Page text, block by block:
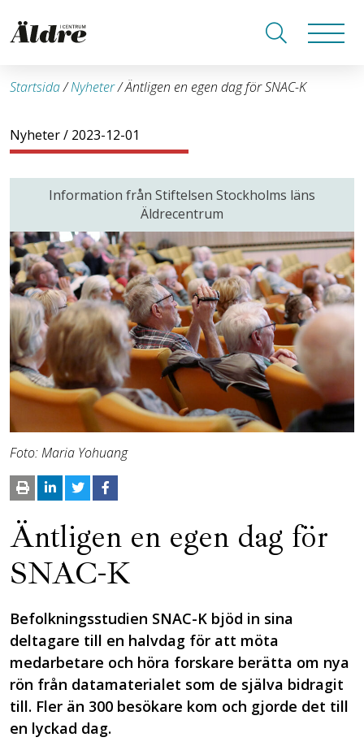
Startsida/Nyheter/Äntligen en egen dag för SNAC-K
Nyheter/ 2023-12-01
Information från Stiftelsen Stockholms läns
Äldrecentrum
Foto: Maria Yohuang
Äntligen en egen dag för
SNAC-K
Befolkningsstudien SNAC-K bjöd in sina
deltagare till en halvdag för att möta
medarbetare och höra forskare berätta om nya
rön från datamaterialet som de själva bidragit
till. Fler än 300 besökare kom och gjorde det till
en lyckad dag.